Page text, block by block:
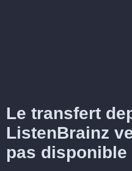
Le transfert
ListenBrainz
pas